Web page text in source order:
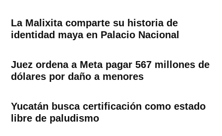
La Malixita comparte su historia de
identidad maya en Palacio Nacional
Juez ordena a Meta pagar 567 millones de
dólares por daño a menores
Yucatán busca certificación como estado
libre de paludismo